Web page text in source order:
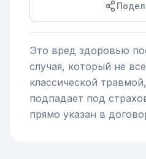
Это вред здоровью
случая, который не
классической
подпадает под
прямо указан в